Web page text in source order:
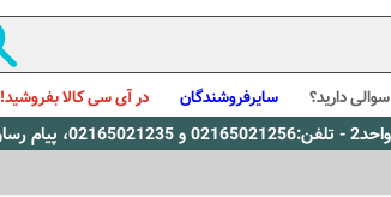
سوالی دارید؟ سایرفروشندگان در آی سی کالا بفروشید!